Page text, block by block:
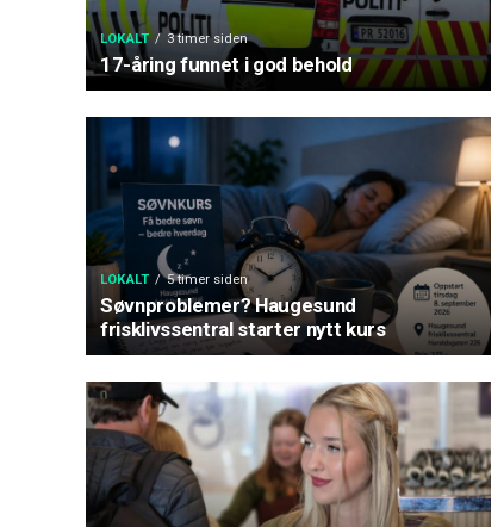
LOKALT 3 timer siden
17-åring funnet i god behold
LOKALT 5 timer siden
Søvnproblemer? Haugesund
frisklivssentral starter nytt kurs